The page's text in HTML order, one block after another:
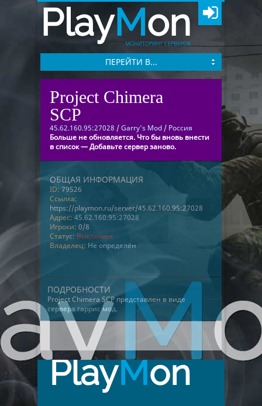
PlayMon
МОНИТОРИНГ СЕРВЕРОВ
ПЕРЕЙТИ В...
Project Chimera
SCP
45.62.160.95:27028 /Garry's Mod / Россия
Больше не обновляется. Что бы вновь внести
в список — Добавьте сервер заново.
ОБЩАЯ ИНФОРМАЦИЯ
ID: 79526
Ссылка:
https://playmon.ru/server/45.62.160.95:27028
Адрес: 45.62.160.95:27028
Игроки: 0/8
Статус: Выключен
Владелец: Не определён
ПОДРОБНОСТИ
Project Chimera SCP представлен в виде
сервера гаррис мод.
PlayMon